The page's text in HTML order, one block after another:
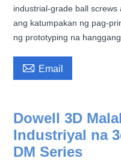
industrial-grade ball
ang katumpakan ng pag-
ng prototyping na
 Email
Dowell 3D
Industriyal na
DM Series